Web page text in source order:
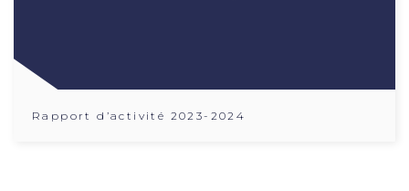
Rapport d’activité 2023-2024